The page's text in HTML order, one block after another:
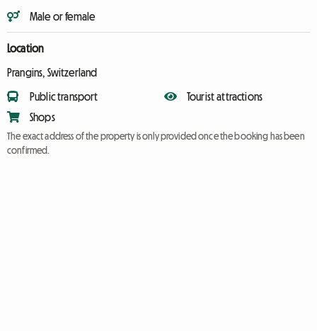
Male or female
Location
Prangins, Switzerland
Public transport
Shops
Tourist attractions
The exact address of the property is only provided once the booking has been
confirmed.